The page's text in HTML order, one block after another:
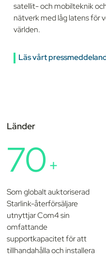
satellit- och mobilteknik
nätverk med låg latens för
världen.
Läs vårt
Länder
70+
Som globalt auktoriserad
Starlink-återförsäljare
utnyttjar Com4 sin
omfattande
supportkapacitet för att
tillhandahålla och installera